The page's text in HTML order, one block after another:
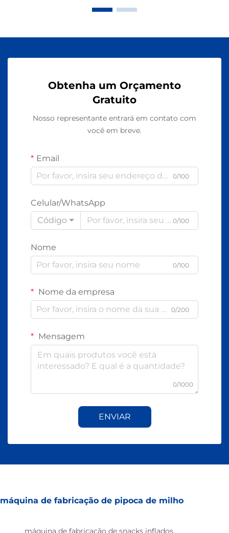
Obtenha um Orçamento
Gratuito
Nosso representante entrará em contato com
você em breve.
Email
0/100
Celular/WhatsApp
Código
0/100
Nome
0/100
Nome da empresa
0/200
Mensagem
0/1000
ENVIAR
máquina de fabricação de pipoca de milho
máquina de fabricação de snacks inflados